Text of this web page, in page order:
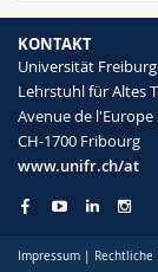
KONTAKT
Universität Freiburg
Lehrstuhl für Altes
Avenue de l'Europe
CH-1700 Fribourg
www.unifr.ch/at
Impressum | Rechtliche